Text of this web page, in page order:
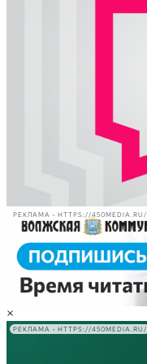
РЕКЛАМА • HTTPS://450MEDIA.RU/
×
РЕКЛАМА • HTTPS://450MEDIA.RU/